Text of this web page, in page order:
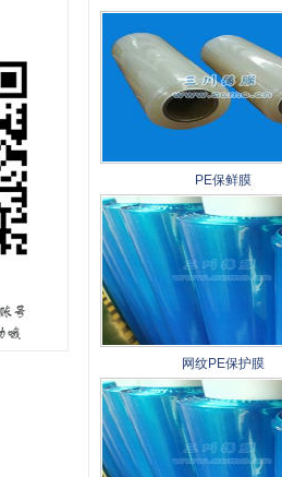
PE保鲜膜
网纹PE保护膜